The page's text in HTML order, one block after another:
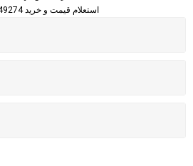
استعلام قیمت و خرید 09120149274